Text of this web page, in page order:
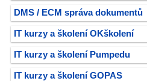
DMS / ECM správa dokumentů
IT kurzy a školení OKškolení
IT kurzy a školení Pumpedu
IT kurzy a školení GOPAS